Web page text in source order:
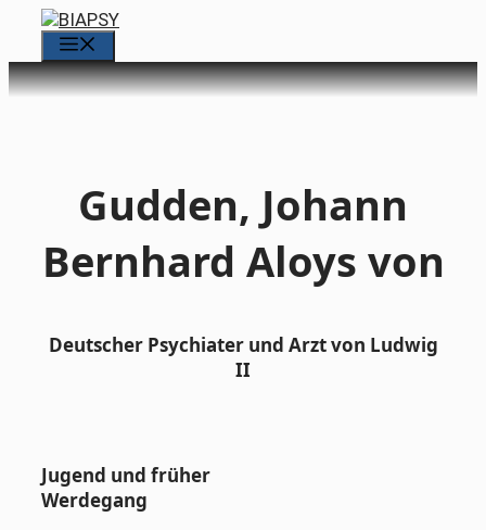
Zum
springen
Gudden, Johann
Bernhard Aloys von
Deutscher Psychiater und Arzt von Ludwig
II
Jugend und früher
Werdegang